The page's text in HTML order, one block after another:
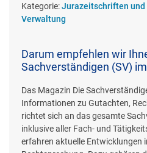
Kategorie:Jurazeitschriften
Verwaltung
Darum empfehlen wir
Sachverständigen (SV)
Das Magazin Die
Informationen zu Gutachten,
richtet sich an das gesamte
inklusive aller Fach- und
erfahren aktuelle Entwicklungen